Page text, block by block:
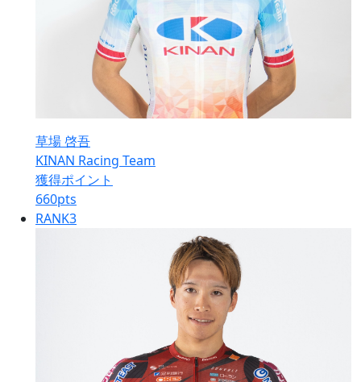
草場 啓吾
KINAN Racing Team
獲得ポイント
660pts
RANK3